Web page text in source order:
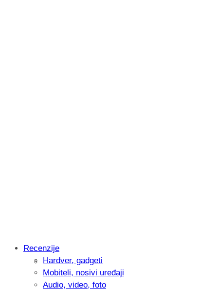
Intervju: Goran Jović, fotograf -
Recenzije
Hardver, gadgeti
Mobiteli, nosivi uređaji
Audio, video, foto